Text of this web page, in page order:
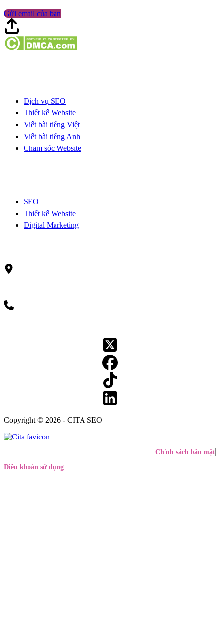
Gửi email của bạn
Dịch vụ SEO
Thiết kế Website
Viết bài tiếng Việt
Viết bài tiếng Anh
Chăm sóc Website
SEO
Thiết kế Website
Digital Marketing
Copyright © 2026 - CITA SEO
Chính sách bảo mật
Điều khoản sử dụng